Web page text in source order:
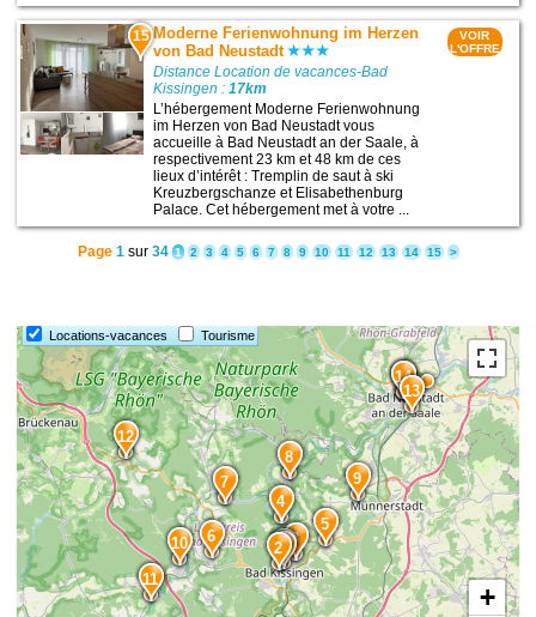
15 Moderne Ferienwohnung im Herzen
von Bad Neustadt
Distance Location de vacances-Bad
Kissingen :17km
L’hébergement Moderne Ferienwohnung
im Herzen von Bad Neustadt vous
accueille à Bad Neustadt an der Saale, à
respectivement 23 km et 48 km de ces
lieux d’intérêt : Tremplin de saut à ski
Kreuzbergschanze et Elisabethenburg
Palace. Cet hébergement met à votre ...
VOIR
L'OFFRE
Page 1sur 34 1 2 3 4 5 6 7 8 9 10 11 12 13 14 15 >
Locations-vacances Tourisme
15
14
13
12
11
10
9
8
7
6
5
4
3
21
+